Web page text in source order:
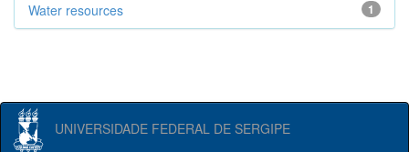
1
Water resources
UNIVERSIDADE FEDERAL DE SERGIPE